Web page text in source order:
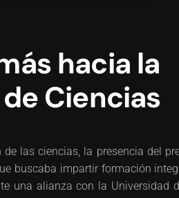
hacia la
Ciencias
las ciencias, la presencia del
buscaba impartir formación
una alianza con la Universidad